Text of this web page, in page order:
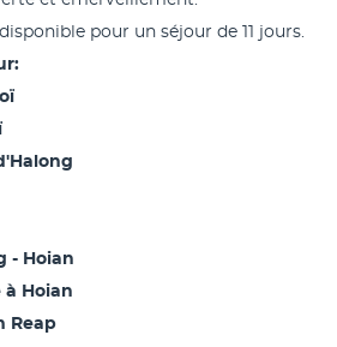
pour un séjour de 11 jours.
- Hoian
à Hoian
Reap